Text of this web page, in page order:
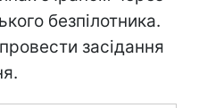
безпілотника.
засідання